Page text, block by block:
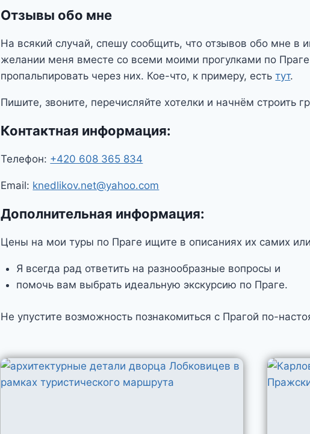
Отзывы обо мне
На всякий случай, спешу сообщить, что отзывов обо мне в
желании меня вместе со всеми моими прогулками по
пропальпировать через них. Кое-что, к примеру, естьтут.
Пишите, звоните, перечисляйте хотелки и начнём строить
Контактная информация:
Телефон: +420 608 365 834
Email: knedlikov.net@yahoo.com
Дополнительная информация:
Цены на мои туры по Праге ищите в описаниях их самих
Я всегда рад ответить на разнообразные вопросы и
помочь вам выбрать идеальную экскурсию по Праге.
Не упустите возможность познакомиться с Прагой по-